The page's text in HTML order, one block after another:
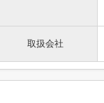
取扱会社